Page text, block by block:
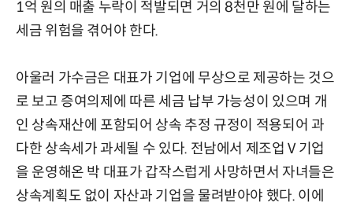
1억 원의 매출 누락이 적발되면 거의 8천만 원에 달하는
세금 위험을 겪어야 한다.
아울러 가수금은 대표가 기업에 무상으로 제공하는 것으
로 보고 증여의제에 따른 세금 납부 가능성이 있으며 개
인 상속재산에 포함되어 상속 추정 규정이 적용되어 과
다한 상속세가 과세될 수 있다. 전남에서 제조업 V 기업
을 운영해온 박 대표가 갑작스럽게 사망하면서 자녀들은
상속계획도 없이 자산과 기업을 물려받아야 했다. 이에